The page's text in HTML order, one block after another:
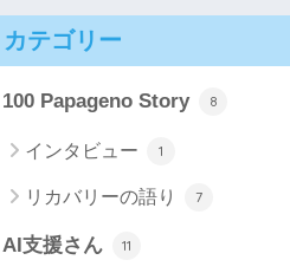
カテゴリー
100 Papageno Story 8
インタビュー 1
リカバリーの語り 7
AI支援さん 11